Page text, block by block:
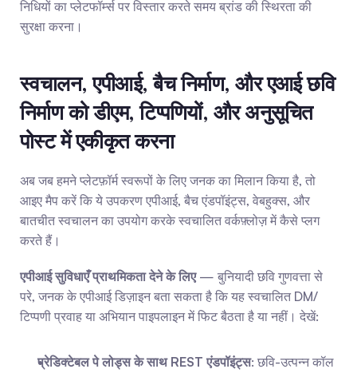
निधियों का प्लेटफॉर्म्स पर विस्तार करते समय ब्रांड की स्थिरता की
सुरक्षा करना।
स्वचालन, एपीआई, बैच निर्माण, और एआई छवि
निर्माण को डीएम, टिप्पणियों, और अनुसूचित
पोस्ट में एकीकृत करना
अब जब हमने प्लेटफ़ॉर्म स्वरूपों के लिए जनक का मिलान किया है, तो
आइए मैप करें कि ये उपकरण एपीआई, बैच एंडपॉइंट्स, वेबहुक्स, और
बातचीत स्वचालन का उपयोग करके स्वचालित वर्कफ़्लोज़ में कैसे प्लग
करते हैं।
एपीआई सुविधाएँ प्राथमिकता देने के लिए — बुनियादी छवि गुणवत्ता से
परे, जनक के एपीआई डिज़ाइन बता सकता है कि यह स्वचालित DM/
टिप्पणी प्रवाह या अभियान पाइपलाइन में फिट बैठता है या नहीं। देखें:
प्रेडिक्टेबल पे लोड्स के साथ REST एंडपॉइंट्स: छवि-उत्पन्न कॉल